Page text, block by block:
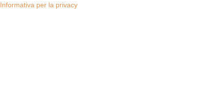
Informativa per la privacy